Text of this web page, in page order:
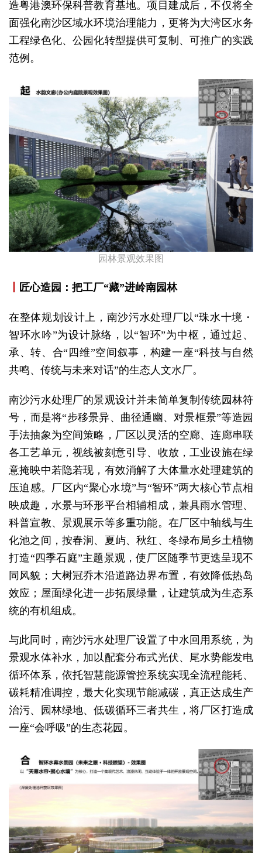
造粤港澳环保科普教育基地。项目建成后，不仅将全
面强化南沙区域水环境治理能力，更将为大湾区水务
工程绿色化、公园化转型提供可复制、可推广的实践
范例。
园林景观效果图
匠心造园：把工厂“藏”进岭南园林
在整体规划设计上，南沙污水处理厂以“珠水十境・
智环水吟”为设计脉络，以“智环”为中枢，通过起、
承、转、合“四维”空间叙事，构建一座“科技与自然
共鸣、传统与未来对话”的生态人文水厂。
南沙污水处理厂的景观设计并未简单复制传统园林符
号，而是将“步移景异、曲径通幽、对景框景”等造园
手法抽象为空间策略，厂区以灵活的空廊、连廊串联
各工艺单元，视线被刻意引导、收放，工业设施在绿
意掩映中若隐若现，有效消解了大体量水处理建筑的
压迫感。厂区内“聚心水境”与“智环”两大核心节点相
映成趣，水景与环形平台相辅相成，兼具雨水管理、
科普宣教、景观展示等多重功能。在厂区中轴线与生
化池之间，按春涧、夏屿、秋红、冬绿布局乡土植物
打造“四季石庭”主题景观，使厂区随季节更迭呈现不
同风貌；大树冠乔木沿道路边界布置，有效降低热岛
效应；屋面绿化进一步拓展绿量，让建筑成为生态系
统的有机组成。
与此同时，南沙污水处理厂设置了中水回用系统，为
景观水体补水，加以配套分布式光伏、尾水势能发电
循环体系，依托智慧能源管控系统实现全流程能耗、
碳耗精准调控，最大化实现节能减碳，真正达成生产
治污、园林绿地、低碳循环三者共生，将厂区打造成
一座“会呼吸”的生态花园。